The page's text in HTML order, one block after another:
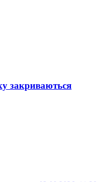
закриваються